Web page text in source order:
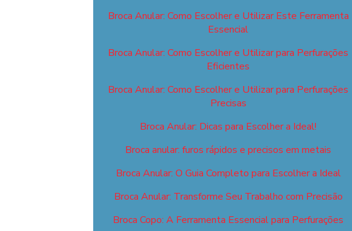
Broca Anular: Como Escolher e Utilizar Este Ferramenta
Essencial
Broca Anular: Como Escolher e Utilizar para Perfurações
Eficientes
Broca Anular: Como Escolher e Utilizar para Perfurações
Precisas
Broca Anular: Dicas para Escolher a Ideal!
Broca anular: furos rápidos e precisos em metais
Broca Anular: O Guia Completo para Escolher a Ideal
Broca Anular: Transforme Seu Trabalho com Precisão
Broca Copo: A Ferramenta Essencial para Perfurações